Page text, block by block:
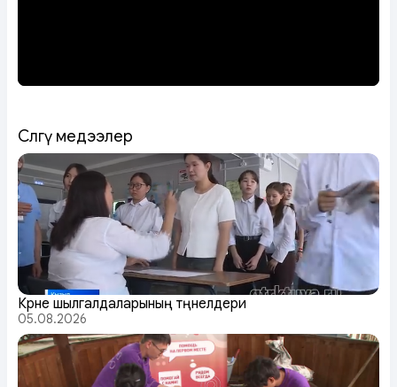
Сөөлгү медээлер
Күрүне шылгалдаларының түңнелдери
05.08.2026